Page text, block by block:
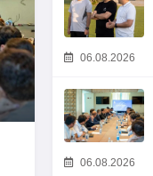
06.08.2026
06.08.2026